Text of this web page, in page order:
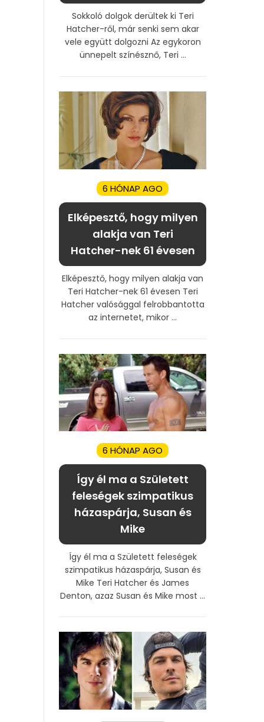
Sokkoló dolgok derültek ki Teri
Hatcher-ről, már senki sem akar
vele együtt dolgozni Az egykoron
ünnepelt színésznő, Teri ...
6 HÓNAP AGO
Elképesztő, hogy milyen
alakja van Teri
Hatcher-nek 61 évesen
Elképesztő, hogy milyen alakja van
Teri Hatcher-nek 61 évesen Teri
Hatcher valósággal felrobbantotta
az internetet, mikor ...
6 HÓNAP AGO
Így él ma a Született
feleségek szimpatikus
házaspárja, Susan és
Mike
Így él ma a Született feleségek
szimpatikus házaspárja, Susan és
Mike Teri Hatcher és James
Denton, azaz Susan és Mike most ...